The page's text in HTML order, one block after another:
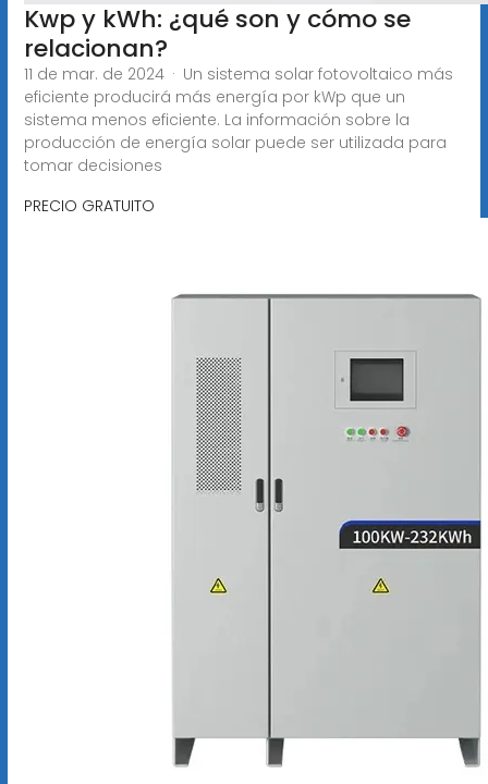
Kwp y kWh: ¿qué son y cómo se
relacionan?
11 de mar. de 2024 · Un sistema solar fotovoltaico más
eficiente producirá más energía por kWp que un
sistema menos eficiente. La información sobre la
producción de energía solar puede ser utilizada para
tomar decisiones
PRECIO GRATUITO